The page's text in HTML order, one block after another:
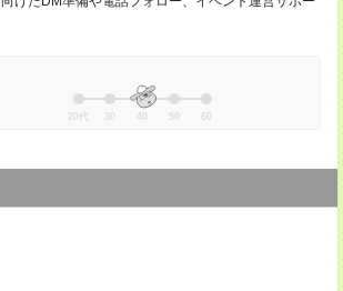
20代 30 40 50 60